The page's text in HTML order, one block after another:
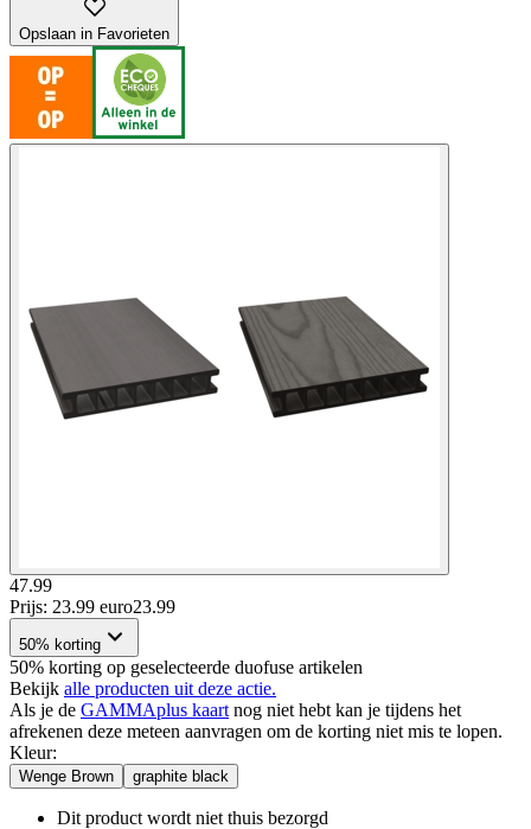
Opslaan in Favorieten
47.99
Prijs: 23.99 euro23.99
50% korting
50% korting op geselecteerde duofuse artikelen
Bekijk alle producten uit deze actie.
Als je de GAMMAplus kaart nog niet hebt kan je tijdens het
afrekenen deze meteen aanvragen om de korting niet mis te lopen.
Kleur:
Wenge Brown graphite black
Dit product wordt niet thuis bezorgd